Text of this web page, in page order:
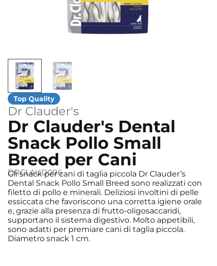
Dr Clauder's
Dr Clauder's Dental
Snack Pollo Small
Breed per Cani
DRCLAUD096
Gli snack per cani di taglia piccola Dr Clauder’s
Dental Snack Pollo Small Breed sono realizzati con
filetto di pollo e minerali. Deliziosi involtini di pelle
essiccata che favoriscono una corretta igiene orale
e, grazie alla presenza di frutto-oligosaccaridi,
supportano il sistema digestivo. Molto appetibili,
sono adatti per premiare cani di taglia piccola.
Diametro snack 1 cm.